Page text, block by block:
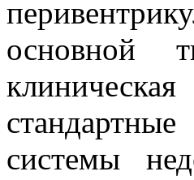
основной
системы